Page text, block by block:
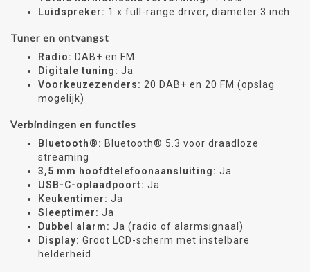
Luidspreker: 1 x full-range driver, diameter 3 inch
Tuner en ontvangst
Radio: DAB+ en FM
Digitale tuning: Ja
Voorkeuzezenders: 20 DAB+ en 20 FM (opslag
mogelijk)
Verbindingen en functies
Bluetooth®: Bluetooth® 5.3 voor draadloze
streaming
3,5 mm hoofdtelefoonaansluiting: Ja
USB-C-oplaadpoort: Ja
Keukentimer: Ja
Sleeptimer: Ja
Dubbel alarm: Ja (radio of alarmsignaal)
Display: Groot LCD-scherm met instelbare
helderheid